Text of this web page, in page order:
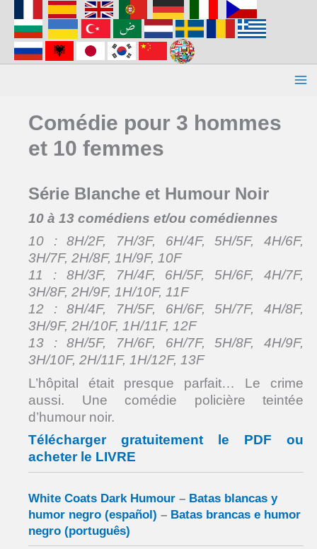
contenu
Comédie pour 3 hommes
et 10 femmes
Série Blanche et Humour Noir
10 à 13 comédiens et/ou comédiennes
10 : 8H/2F, 7H/3F, 6H/4F, 5H/5F, 4H/6F,
3H/7F, 2H/8F, 1H/9F, 10F
11 : 8H/3F, 7H/4F, 6H/5F, 5H/6F, 4H/7F,
3H/8F, 2H/9F, 1H/10F, 11F
12 : 8H/4F, 7H/5F, 6H/6F, 5H/7F, 4H/8F,
3H/9F, 2H/10F, 1H/11F, 12F
13 : 8H/5F, 7H/6F, 6H/7F, 5H/8F, 4H/9F,
3H/10F, 2H/11F, 1H/12F, 13F
L’hôpital était presque parfait… Le crime
aussi. Une comédie policière teintée
d’humour noir.
Télécharger gratuitement le PDF ou
acheter le LIVRE
White Coats Dark Humour – Batas blancas y
humor negro (español) – Batas brancas e humor
negro (português)